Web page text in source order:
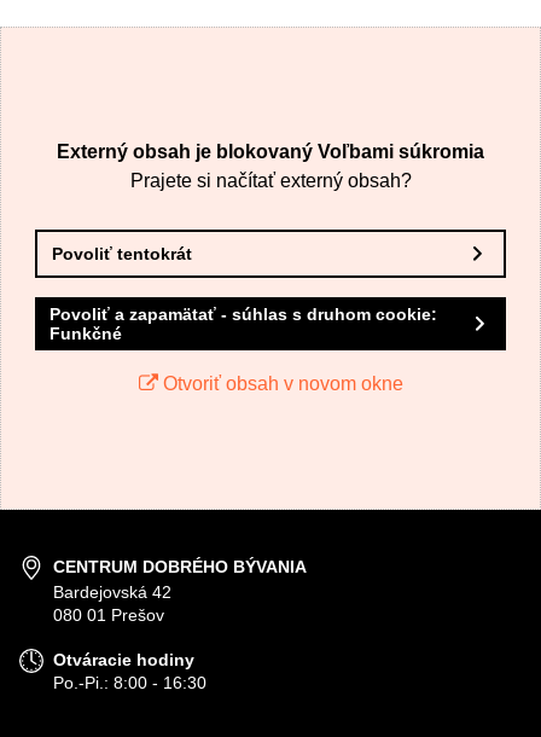
Externý obsah je blokovaný Voľbami súkromia
Prajete si načítať externý obsah?
Povoliť tentokrát
Povoliť a zapamätať - súhlas s druhom cookie:
Funkčné
Otvoriť obsah v novom okne
CENTRUM DOBRÉHO BÝVANIA
Bardejovská 42
080 01 Prešov
Otváracie hodiny
Po.-Pi.: 8:00 - 16:30